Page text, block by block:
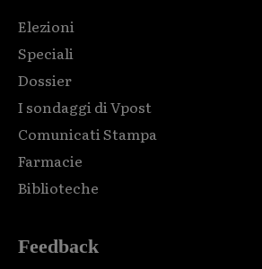
Elezioni
Speciali
Dossier
I sondaggi di Vpost
Comunicati Stampa
Farmacie
Biblioteche
Feedback